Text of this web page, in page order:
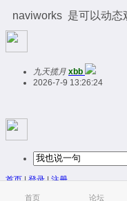
首页 论坛
naviworks 是可以动态
九天揽月 xbb
2026-7-9 13:26:24
首页|登录|注册